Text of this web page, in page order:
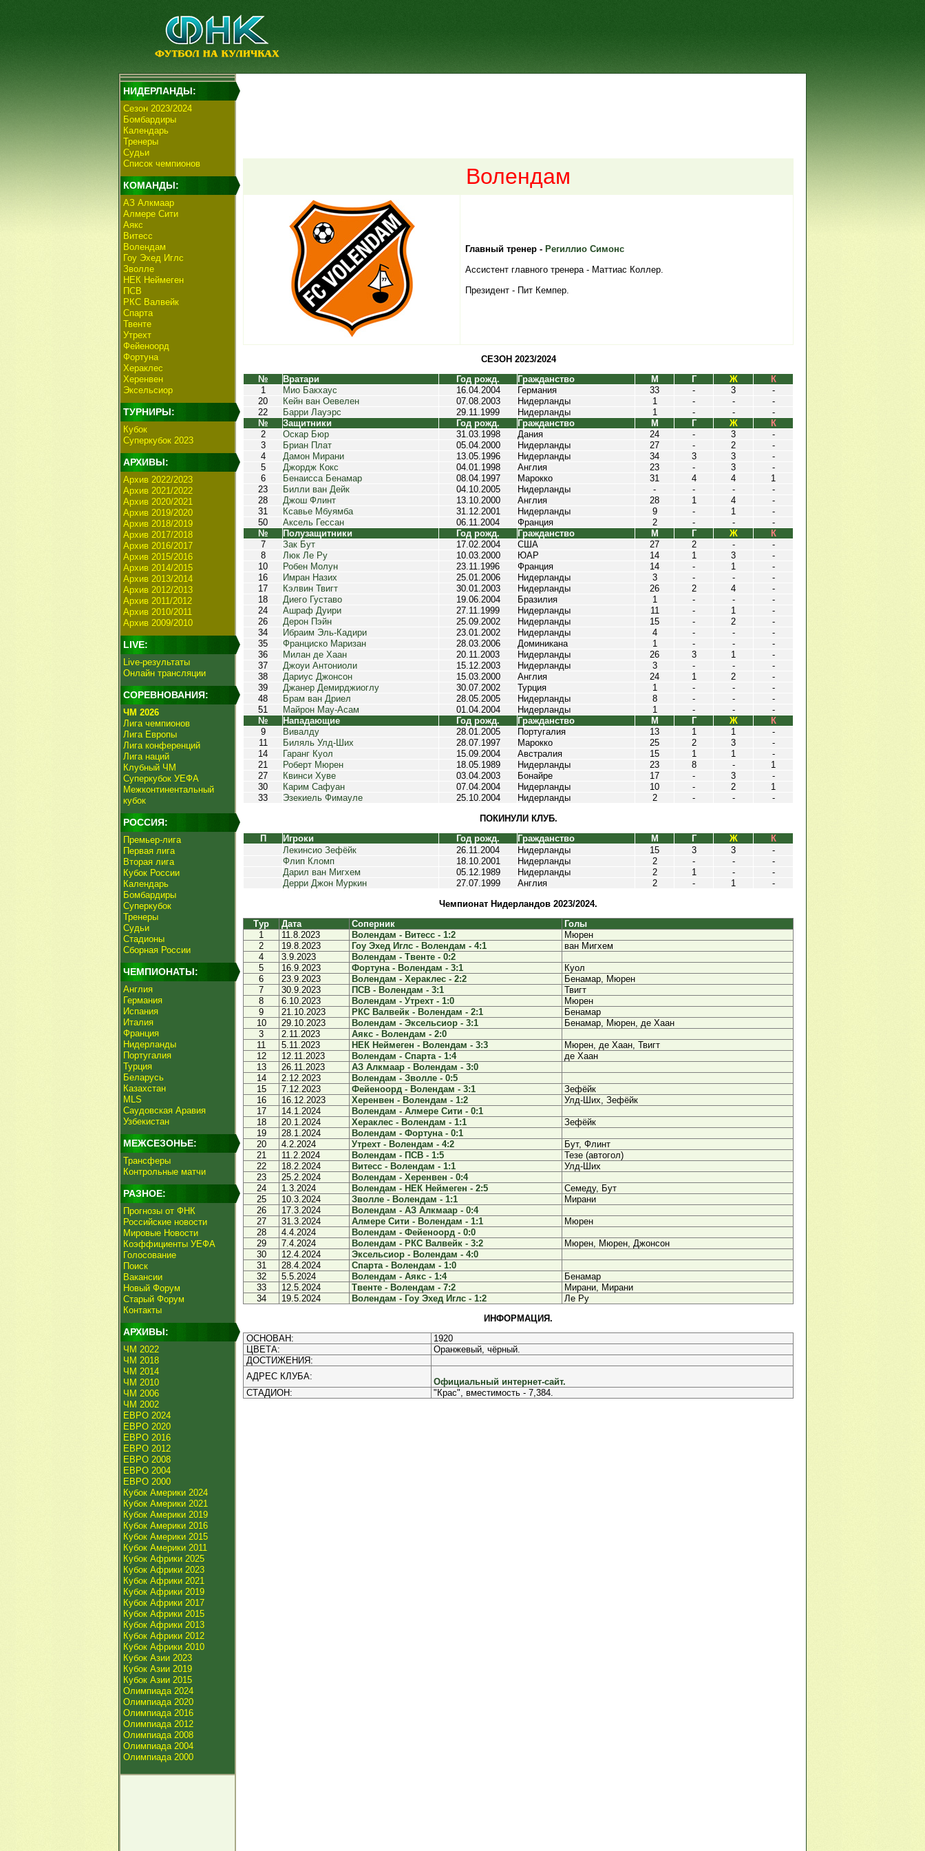
НИДЕРЛАНДЫ:
Сезон 2023/2024
Бомбардиры
Календарь
Тренеры
Судьи
Список чемпионов
КОМАНДЫ:
АЗ Алкмаар
Алмере Сити
Аякс
Витесс
Волендам
Гоу Эхед Иглс
Зволле
НЕК Неймеген
ПСВ
РКС Валвейк
Спарта
Твенте
Утрехт
Фейеноорд
Фортуна
Хераклес
Херенвен
Эксельсиор
ТУРНИРЫ:
Кубок
Суперкубок 2023
АРХИВЫ:
Архив 2022/2023
Архив 2021/2022
Архив 2020/2021
Архив 2019/2020
Архив 2018/2019
Архив 2017/2018
Архив 2016/2017
Архив 2015/2016
Архив 2014/2015
Архив 2013/2014
Архив 2012/2013
Архив 2011/2012
Архив 2010/2011
Архив 2009/2010
LIVE:
Live-результаты
Онлайн трансляции
СОРЕВНОВАНИЯ:
ЧМ 2026
Лига чемпионов
Лига Европы
Лига конференций
Лига наций
Клубный ЧМ
Суперкубок УЕФА
Межконтинентальный
кубок
РОССИЯ:
Премьер-лига
Первая лига
Вторая лига
Кубок России
Календарь
Бомбардиры
Суперкубок
Тренеры
Судьи
Стадионы
Сборная России
ЧЕМПИОНАТЫ:
Англия
Германия
Испания
Италия
Франция
Нидерланды
Португалия
Турция
Беларусь
Казахстан
MLS
Саудовская Аравия
Узбекистан
МЕЖСЕЗОНЬЕ:
Трансферы
Контрольные матчи
РАЗНОЕ:
Прогнозы от ФНК
Российские новости
Мировые Новости
Коэффициенты УЕФА
Голосование
Поиск
Вакансии
Новый Форум
Старый Форум
Контакты
АРХИВЫ:
ЧМ 2022
ЧМ 2018
ЧМ 2014
ЧМ 2010
ЧМ 2006
ЧМ 2002
ЕВРО 2024
ЕВРО 2020
ЕВРО 2016
ЕВРО 2012
ЕВРО 2008
ЕВРО 2004
ЕВРО 2000
Кубок Америки 2024
Кубок Америки 2021
Кубок Америки 2019
Кубок Америки 2016
Кубок Америки 2015
Кубок Америки 2011
Кубок Африки 2025
Кубок Африки 2023
Кубок Африки 2021
Кубок Африки 2019
Кубок Африки 2017
Кубок Африки 2015
Кубок Африки 2013
Кубок Африки 2012
Кубок Африки 2010
Кубок Азии 2023
Кубок Азии 2019
Кубок Азии 2015
Олимпиада 2024
Олимпиада 2020
Олимпиада 2016
Олимпиада 2012
Олимпиада 2008
Олимпиада 2004
Олимпиада 2000
Волендам
Главный тренер - Региллио Симонс
Ассистент главного тренера - Маттиас Коллер.
Президент - Пит Кемпер.
СЕЗОН 2023/2024
№
Вратари Год рожд. Гражданство М Г Ж
К
1
Мио Бакхаус 16.04.2004 Германия 33 - 3
-
20
Кейн ван Оевелен 07.08.2003 Нидерланды 1 - -
-
22
Барри Лауэрс 29.11.1999 Нидерланды 1 - -
-
№
Защитники Год рожд. Гражданство М Г Ж
К
2
Оскар Бюр 31.03.1998 Дания 24 - 3
-
3
Бриан Плат 05.04.2000 Нидерланды 27 - 2
-
4
Дамон Мирани 13.05.1996 Нидерланды 34 3 3
-
5
Джордж Кокс 04.01.1998 Англия 23 - 3
-
6
Бенаисса Бенамар 08.04.1997 Марокко 31 4 4
1
23
Билли ван Дейк 04.10.2005 Нидерланды - - -
-
28
Джош Флинт 13.10.2000 Англия 28 1 4
-
31
Ксавье Мбуямба 31.12.2001 Нидерланды 9 - 1
-
50
Аксель Гессан 06.11.2004 Франция 2 - -
-
№
Полузащитники Год рожд. Гражданство М Г Ж
К
7
Зак Бут 17.02.2004 США 27 2 -
-
8
Люк Ле Ру 10.03.2000 ЮАР 14 1 3
-
10
Робен Молун 23.11.1996 Франция 14 - 1
-
16
Имран Назих 25.01.2006 Нидерланды 3 - -
-
17
Кэлвин Твигт 30.01.2003 Нидерланды 26 2 4
-
18
Диего Густаво 19.06.2004 Бразилия 1 - -
-
24
Ашраф Дуири 27.11.1999 Нидерланды 11 - 1
-
26
Дерон Пэйн 25.09.2002 Нидерланды 15 - 2
-
34
Ибраим Эль-Кадири 23.01.2002 Нидерланды 4 - -
-
35
Франциско Маризан 28.03.2006 Доминикана 1 - -
-
36
Милан де Хаан 20.11.2003 Нидерланды 26 3 1
-
37
Джоуи Антониоли 15.12.2003 Нидерланды 3 - -
-
38
Дариус Джонсон 15.03.2000 Англия 24 1 2
-
39
Джанер Демирджиоглу 30.07.2002 Турция 1 - -
-
48
Брам ван Дриел 28.05.2005 Нидерланды 8 - -
-
51
Майрон Мау-Асам 01.04.2004 Нидерланды 1 - -
-
№
Нападающие Год рожд. Гражданство М Г Ж
К
9
Вивалду 28.01.2005 Португалия 13 1 1
-
11
Биляль Улд-Ших 28.07.1997 Марокко 25 2 3
-
14
Гаранг Куол 15.09.2004 Австралия 15 1 1
-
21
Роберт Мюрен 18.05.1989 Нидерланды 23 8 -
1
27
Квинси Хуве 03.04.2003 Бонайре 17 - 3
-
30
Карим Сафуан 07.04.2004 Нидерланды 10 - 2
1
33
Эзекиель Фимауле 25.10.2004 Нидерланды 2 - -
-
ПОКИНУЛИ КЛУБ.
П
Игроки Год рожд. Гражданство М Г Ж
К
Лекинсио Зефёйк
26.11.2004 Нидерланды 15 3 3
-
Флип Кломп
18.10.2001 Нидерланды 2 - -
-
Дарил ван Мигхем
05.12.1989 Нидерланды 2 1 -
-
Дерри Джон Муркин
27.07.1999 Англия 2 - 1
-
Чемпионат Нидерландов 2023/2024.
Тур
Дата Соперник
Голы
1
11.8.2023 Волендам - Витесс - 1:2
Мюрен
2
19.8.2023 Гоу Эхед Иглс - Волендам - 4:1
ван Мигхем
4
3.9.2023
Волендам - Твенте - 0:2
5
16.9.2023 Фортуна - Волендам - 3:1
Куол
6
23.9.2023 Волендам - Хераклес - 2:2
Бенамар, Мюрен
7
30.9.2023 ПСВ - Волендам - 3:1
Твигт
8
6.10.2023 Волендам - Утрехт - 1:0
Мюрен
9
21.10.2023 РКС Валвейк - Волендам - 2:1
Бенамар
10
29.10.2023 Волендам - Эксельсиор - 3:1
Бенамар, Мюрен, де Хаан
3
2.11.2023
Аякс - Волендам - 2:0
11
5.11.2023 НЕК Неймеген - Волендам - 3:3
Мюрен, де Хаан, Твигт
12
12.11.2023 Волендам - Спарта - 1:4
де Хаан
13
26.11.2023
АЗ Алкмаар - Волендам - 3:0
14
2.12.2023
Волендам - Зволле - 0:5
15
7.12.2023 Фейеноорд - Волендам - 3:1
Зефёйк
16
16.12.2023 Херенвен - Волендам - 1:2
Улд-Ших, Зефёйк
17
14.1.2024
Волендам - Алмере Сити - 0:1
18
20.1.2024 Хераклес - Волендам - 1:1
Зефёйк
19
28.1.2024
Волендам - Фортуна - 0:1
20
4.2.2024 Утрехт - Волендам - 4:2
Бут, Флинт
21
11.2.2024 Волендам - ПСВ - 1:5
Тезе (автогол)
22
18.2.2024 Витесс - Волендам - 1:1
Улд-Ших
23
25.2.2024
Волендам - Херенвен - 0:4
24
1.3.2024 Волендам - НЕК Неймеген - 2:5
Семеду, Бут
25
10.3.2024 Зволле - Волендам - 1:1
Мирани
26
17.3.2024
Волендам - АЗ Алкмаар - 0:4
27
31.3.2024 Алмере Сити - Волендам - 1:1
Мюрен
28
4.4.2024
Волендам - Фейеноорд - 0:0
29
7.4.2024 Волендам - РКС Валвейк - 3:2
Мюрен, Мюрен, Джонсон
30
12.4.2024
Эксельсиор - Волендам - 4:0
31
28.4.2024
Спарта - Волендам - 1:0
32
5.5.2024 Волендам - Аякс - 1:4
Бенамар
33
12.5.2024 Твенте - Волендам - 7:2
Мирани, Мирани
34
19.5.2024 Волендам - Гоу Эхед Иглс - 1:2
Ле Ру
ИНФОРМАЦИЯ.
ОСНОВАН:
1920
ЦВЕТА:
Оранжевый, чёрный.
ДОСТИЖЕНИЯ:
АДРЕС КЛУБА:
Официальный интернет-сайт.
СТАДИОН:
"Крас", вместимость - 7,384.